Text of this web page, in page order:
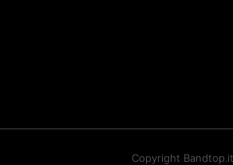
Copyright